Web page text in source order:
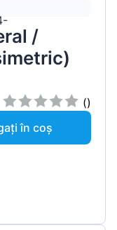
/
()
în coș